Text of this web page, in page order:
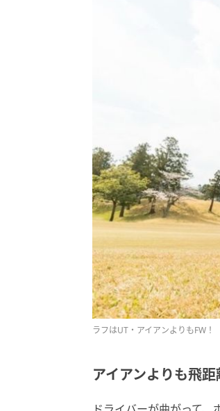
ラフはUT・アイアンよりもFW！
アイアンよりも飛